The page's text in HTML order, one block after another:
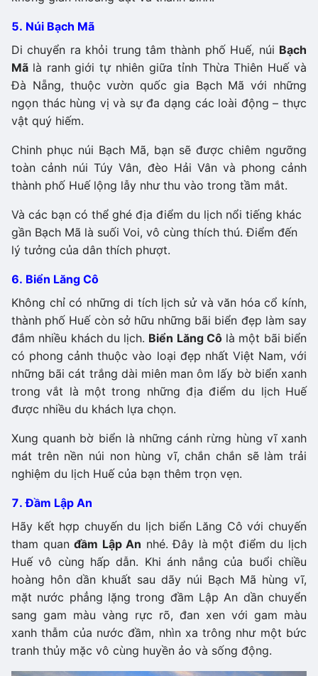
5. Núi Bạch Mã
Di chuyển ra khỏi trung tâm thành phố Huế, núi Bạch
Mã là ranh giới tự nhiên giữa tỉnh Thừa Thiên Huế và
Đà Nẵng, thuộc vườn quốc gia Bạch Mã với những
ngọn thác hùng vị và sự đa dạng các loài động – thực
vật quý hiếm.
Chinh phục núi Bạch Mã, bạn sẽ được chiêm ngưỡng
toàn cảnh núi Túy Vân, đèo Hải Vân và phong cảnh
thành phố Huế lộng lẫy như thu vào trong tầm mắt.
Và các bạn có thể ghé địa điểm du lịch nổi tiếng khác
gần Bạch Mã là suối Voi, vô cùng thích thú. Điểm đến
lý tưởng của dân thích phượt.
6. Biển Lăng Cô
Không chỉ có những di tích lịch sử và văn hóa cổ kính,
thành phố Huế còn sở hữu những bãi biển đẹp làm say
đắm nhiều khách du lịch. Biển Lăng Côlà một bãi biển
có phong cảnh thuộc vào loại đẹp nhất Việt Nam, với
những bãi cát trắng dài miên man ôm lấy bờ biển xanh
trong vắt là một trong những địa điểm du lịch Huế
được nhiều du khách lựa chọn.
Xung quanh bờ biển là những cánh rừng hùng vĩ xanh
mát trên nền núi non hùng vĩ, chắn chắn sẽ làm trải
nghiệm du lịch Huế của bạn thêm trọn vẹn.
7. Đầm Lập An
Hãy kết hợp chuyến du lịch biển Lăng Cô với chuyến
tham quanđầm Lập An nhé. Đây là một điểm du lịch
Huế vô cùng hấp dẫn. Khi ánh nắng của buổi chiều
hoàng hôn dần khuất sau dãy núi Bạch Mã hùng vĩ,
mặt nước phẳng lặng trong đầm Lập An dần chuyển
sang gam màu vàng rực rõ, đan xen với gam màu
xanh thẫm của nước đầm, nhìn xa trông như một bức
tranh thủy mặc vô cùng huyền ảo và sống động.